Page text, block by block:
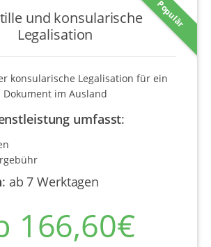
Populär
und konsularische
Legalisation
konsularische Legalisation für ein
Dokument im Ausland
umfasst:
: ab 7 Werktagen
166,60€